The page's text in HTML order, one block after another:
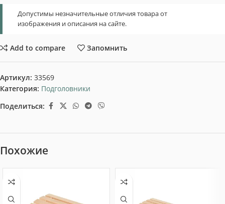
Допустимы незначительные отличия товара от
изображения и описания на сайте.
Add to compare Запомнить
Артикул: 33569
Категория: Подголовники
Поделиться:
Похожие